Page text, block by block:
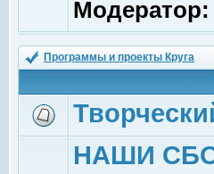
Модератор:
Программы и проекты Круга
НАШИ